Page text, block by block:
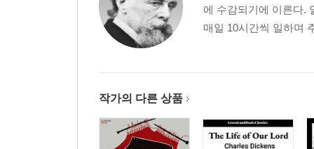
에 수감되기에 이른다.
매일 10시간씩 일하며
작가의 다른 상품